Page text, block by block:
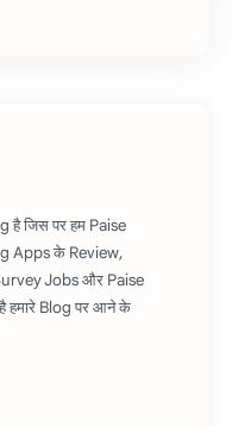
है जिस पर हम Paise
Apps के Review,
Jobs और Paise
हमारे Blog पर आने के